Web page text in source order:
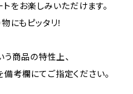
をお楽しみいただけます。
にもピッタリ！
う商品の特性上、
考欄にてご指定ください。